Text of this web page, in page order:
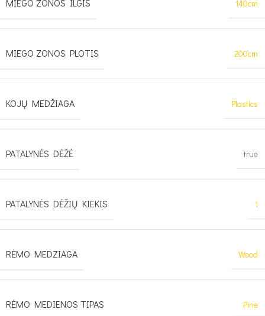
MIEGO ZONOS ILGIS 140cm
MIEGO ZONOS PLOTIS 200cm
KOJŲ MEDŽIAGA Plastics
PATALYNĖS DĖŽĖ true
PATALYNĖS DĖŽIŲ KIEKIS 1
RĖMO MEDZIAGA Wood
RĖMO MEDIENOS TIPAS Pine